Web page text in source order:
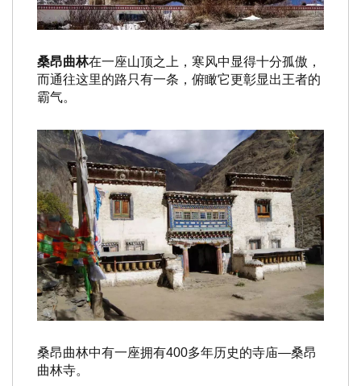
桑昂曲林在一座山顶之上，寒风中显得十分孤傲，
而通往这里的路只有一条，俯瞰它更彰显出王者的
霸气。
桑昂曲林中有一座拥有400多年历史的寺庙—桑昂
曲林寺。